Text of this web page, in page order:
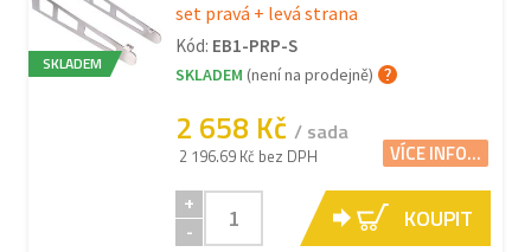
SKLADEM
set pravá + levá strana
Kód: EB1-PRP-S
SKLADEM (není na prodejně)
2 658 Kč / sada
2 196.69 Kč bez DPH VÍCE INFO...
+
-
KOUPIT